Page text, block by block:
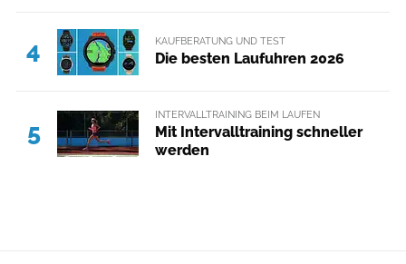
4 KAUFBERATUNG UND TEST
Die besten Laufuhren 2026
5
INTERVALLTRAINING BEIM LAUFEN
Mit Intervalltraining schneller
werden